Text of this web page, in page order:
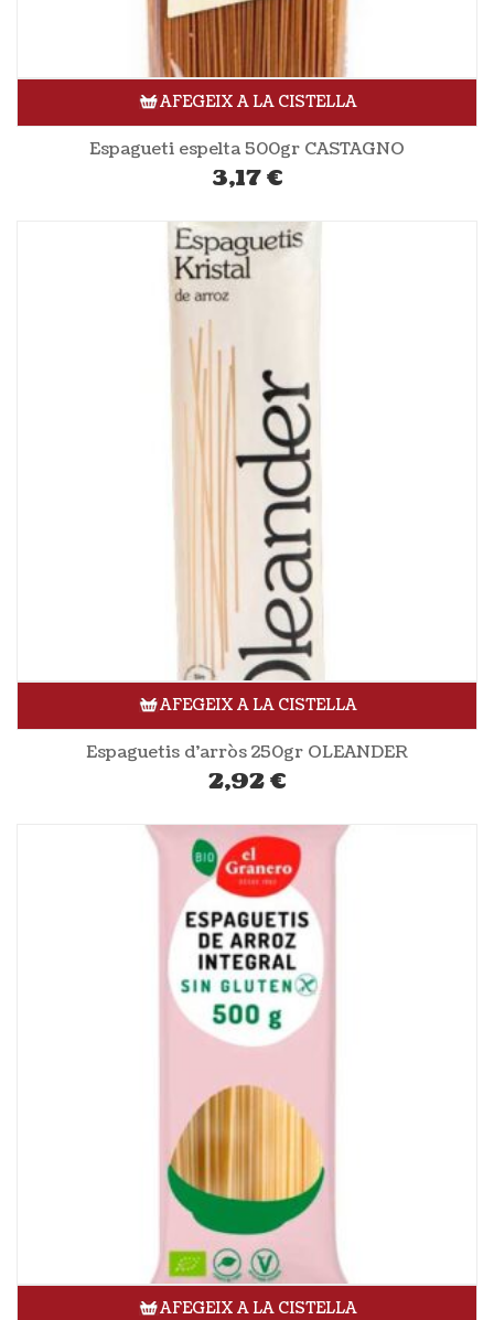
AFEGEIX A LA CISTELLA
Espagueti espelta 500gr CASTAGNO
3,17€
AFEGEIX A LA CISTELLA
Espaguetis d’arròs 250gr OLEANDER
2,92€
AFEGEIX A LA CISTELLA